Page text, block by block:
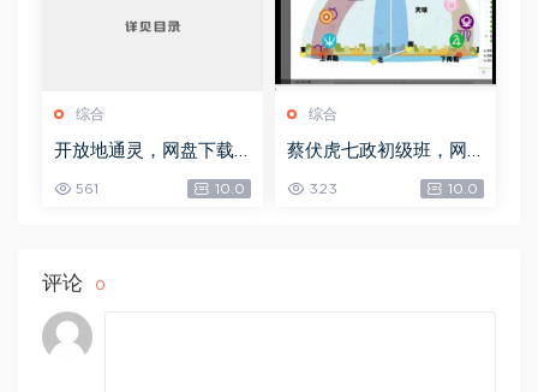
综合
开放地通灵，网盘下载
561 10.0
综合
蔡伏虎七政初级班，网
323 10.0
评论 0